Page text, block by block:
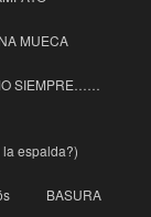
MUECA
SIEMPRE……
espalda?)
BASURA